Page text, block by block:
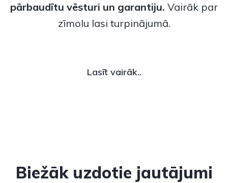
pārbaudītu vēsturi un garantiju. Vairāk par
zīmolu lasi turpinājumā.
Lasīt vairāk..
Biežāk uzdotie jautājumi